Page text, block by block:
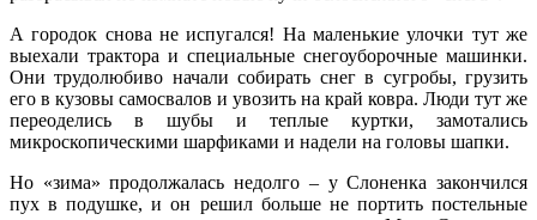
А городок снова не испугался! На маленькие улочки тут же
выехали трактора и специальные снегоуборочные машинки.
Они трудолюбиво начали собирать снег в сугробы, грузить
его в кузовы самосвалов и увозить на край ковра. Люди тут же
переоделись в шубы и теплые куртки, замотались
микроскопическими шарфиками и надели на головы шапки.
Но «зима» продолжалась недолго – у Слоненка закончился
пух в подушке, и он решил больше не портить постельные